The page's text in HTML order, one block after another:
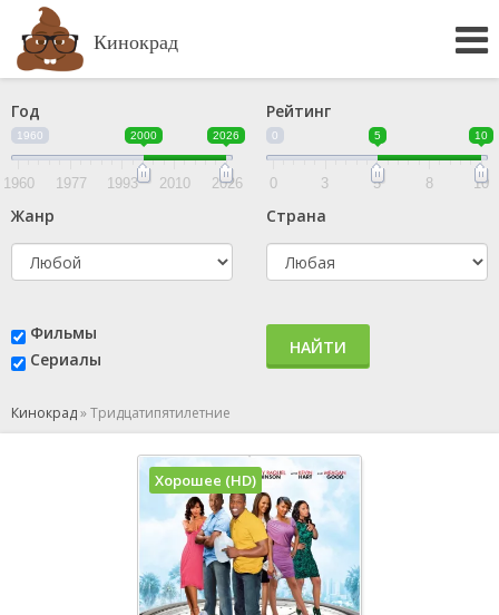
Кинокрад
Год
1960 2000 2026
1960 1977 1993 2010 2026
Рейтинг
0 5 10
0 3 5 8 10
Жанр Страна
Фильмы
Сериалы
НАЙТИ
Кинокрад»Тридцатипятилетние
Хорошее (HD)